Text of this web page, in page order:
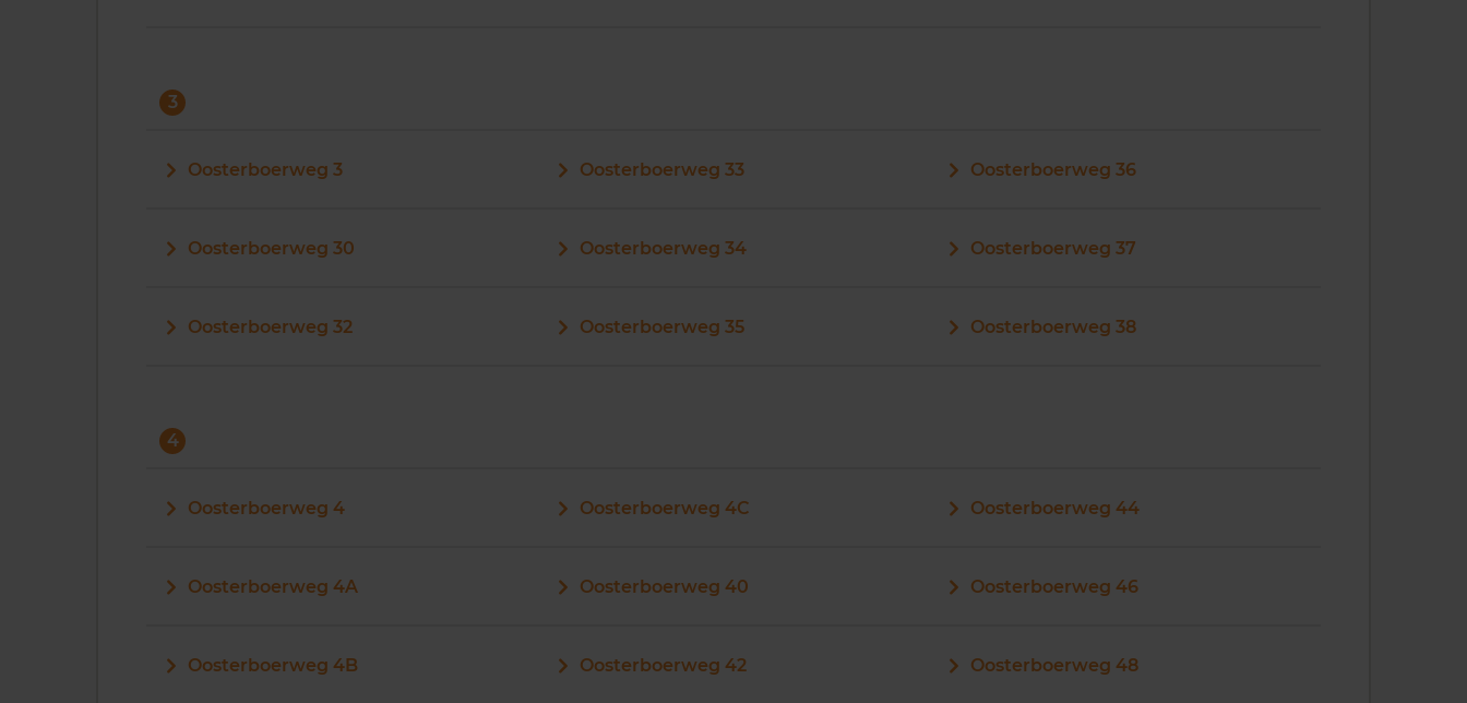
3
Oosterboerweg 3
Oosterboerweg 30
Oosterboerweg 32
Oosterboerweg 33
Oosterboerweg 34
Oosterboerweg 35
Oosterboerweg 36
Oosterboerweg 37
Oosterboerweg 38
4
Oosterboerweg 4
Oosterboerweg 4A
Oosterboerweg 4B
Oosterboerweg 4C
Oosterboerweg 40
Oosterboerweg 42
Oosterboerweg 44
Oosterboerweg 46
Oosterboerweg 48